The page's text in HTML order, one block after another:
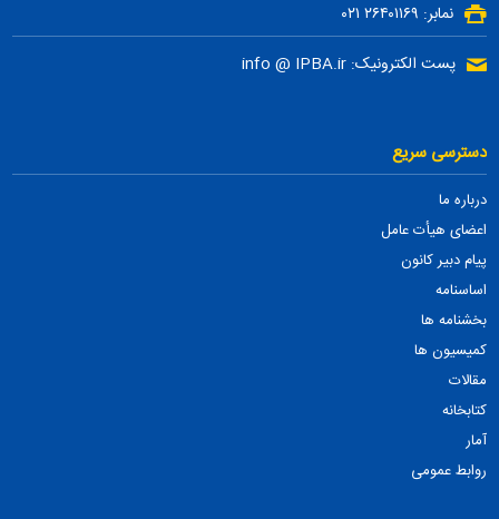
نمابر: ۲۶۴۰۱۱۶۹ ۰۲۱
پست الکترونیک: info @ IPBA.ir
دسترسی سریع
درباره ما
اعضای هیأت عامل
پیام دبیر کانون
اساسنامه
بخشنامه ها
کمیسیون ها
مقالات
کتابخانه
آمار
روابط عمومی